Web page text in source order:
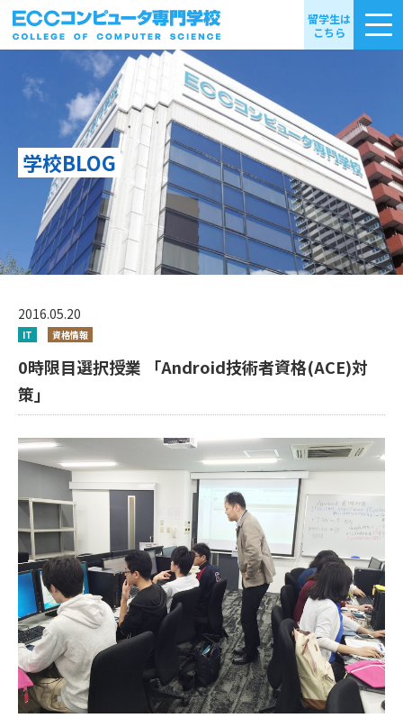
留学生は
こちら
学校BLOG
2016.05.20
IT 資格情報
0時限目選択授業 「Android技術者資格(ACE)対
策」